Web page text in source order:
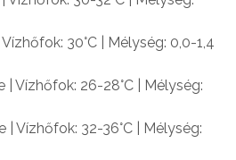
30°C | Mélység: 0,0-1,4
| Vízhőfok: 26-28°C | Mélység:
| Vízhőfok: 32-36°C | Mélység: